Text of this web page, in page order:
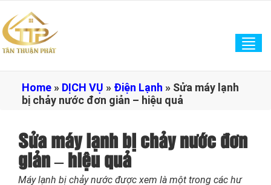
Home » DỊCH VỤ » Điện Lạnh » Sửa máy lạnh
bị chảy nước đơn giản – hiệu quả
Sửa máy lạnh bị chảy nước đơn
giản – hiệu quả
Máy lạnh bị chảy nước được xem là một trong các hư